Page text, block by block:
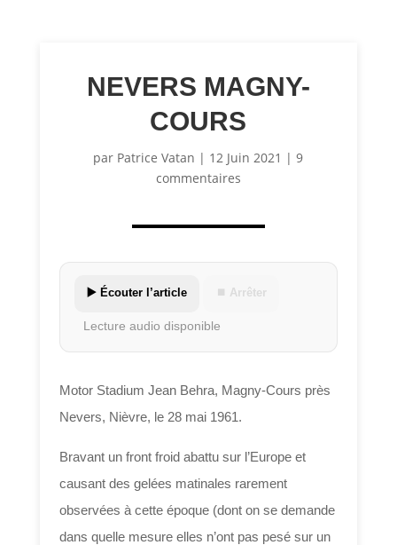
NEVERS MAGNY-
COURS
par Patrice Vatan | 12 Juin 2021 |9
commentaires
▶️ Écouter l’article ⏹ Arrêter
Lecture audio disponible
Motor Stadium Jean Behra, Magny-Cours près
Nevers, Nièvre, le 28 mai 1961.
Bravant un front froid abattu sur l’Europe et
causant des gelées matinales rarement
observées à cette époque (dont on se demande
dans quelle mesure elles n’ont pas pesé sur un